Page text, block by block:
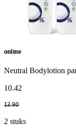
online
Neutral Bodylotion
10.42
13.90
2 stuks